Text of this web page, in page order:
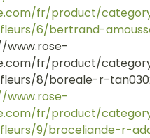
fr/product/
6/bertrand-
www.rose-
fr/product/
8/boreale-r-
www.rose-
fr/product/
9/broceliande-r-